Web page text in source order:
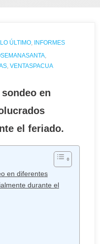
LO ÚLTIMO, INFORMES
,
, VENTASPACUA
en
el feriado.
en diferentes
durante el